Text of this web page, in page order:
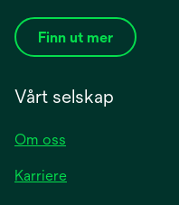
Finn ut mer
Vårt selskap
Om oss
Karriere